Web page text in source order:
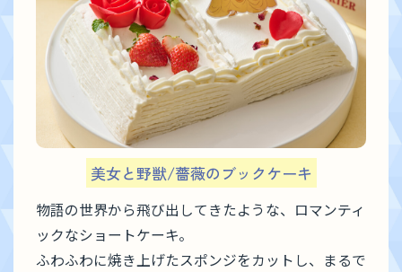
美女と野獣/薔薇のブックケーキ
物語の世界から飛び出してきたような、ロマンティ
ックなショートケーキ。
ふわふわに焼き上げたスポンジをカットし、まるで